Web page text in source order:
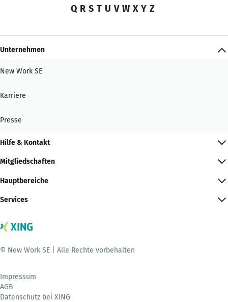
Q R S T U V W X Y Z
Unternehmen
New Work SE
Karriere
Presse
Hilfe & Kontakt
Mitgliedschaften
Hauptbereiche
Services
© New Work SE | Alle Rechte vorbehalten
Impressum
AGB
Datenschutz bei XING